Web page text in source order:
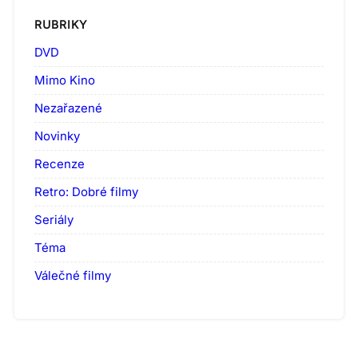
RUBRIKY
DVD
Mimo Kino
Nezařazené
Novinky
Recenze
Retro: Dobré filmy
Seriály
Téma
Válečné filmy